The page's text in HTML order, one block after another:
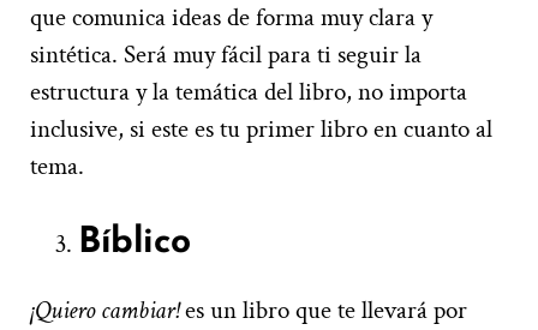
que comunica ideas de forma muy clara y
sintética. Será muy fácil para ti seguir la
estructura y la temática del libro, no importa
inclusive, si este es tu primer libro en cuanto al
tema.
Bíblico
¡Quiero cambiar!es un libro que te llevará por